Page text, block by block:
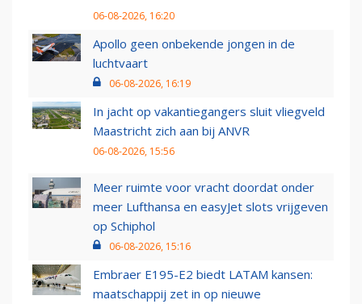
06-08-2026, 16:20
Apollo geen onbekende jongen in de
luchtvaart
06-08-2026, 16:19
In jacht op vakantiegangers sluit vliegveld
Maastricht zich aan bij ANVR
06-08-2026, 15:56
Meer ruimte voor vracht doordat onder
meer Lufthansa en easyJet slots vrijgeven
op Schiphol
06-08-2026, 15:16
Embraer E195-E2 biedt LATAM kansen:
maatschappij zet in op nieuwe